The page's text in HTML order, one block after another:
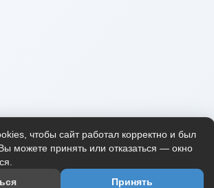
чтобы сайт работал корректно и был
можете принять или отказаться — окно
Принять